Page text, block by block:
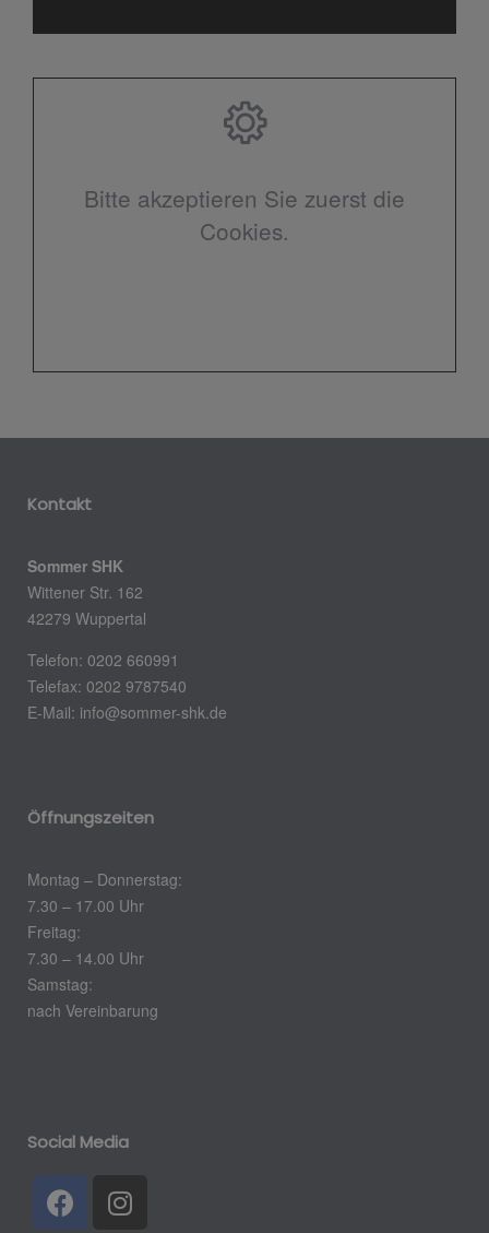
Bitte akzeptieren Sie zuerst die
Cookies.
Kontakt
Sommer SHK
Wittener Str. 162
42279 Wuppertal
Telefon: 0202 660991
Telefax: 0202 9787540
E-Mail: info@sommer-shk.de
Öffnungszeiten
Montag – Donnerstag:
7.30 – 17.00 Uhr
Freitag:
7.30 – 14.00 Uhr
Samstag:
nach Vereinbarung
Social Media